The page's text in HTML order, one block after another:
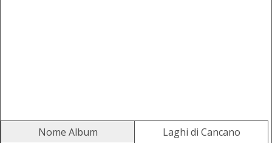
Nome Album
Laghi di Cancano